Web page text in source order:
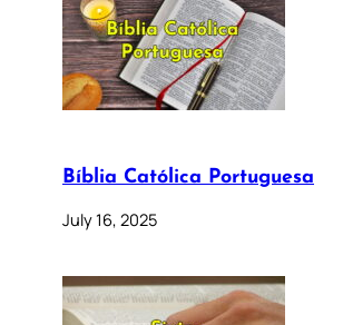
Bíblia Católica Portuguesa
July 16, 2025